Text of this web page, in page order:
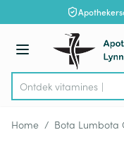
Ga naar de inhoud
Menu
Product, merk,
Ontdek vit
Home / Bota Lumbota